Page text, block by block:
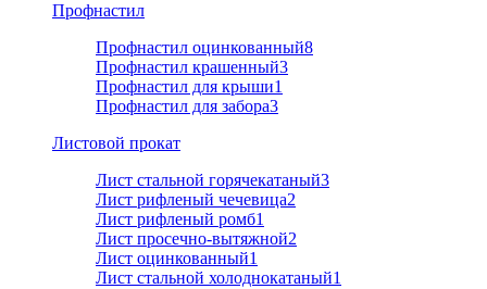
Профнастил
Профнастил оцинкованный8
Профнастил крашенный3
Профнастил для крыши1
Профнастил для забора3
Листовой прокат
Лист стальной горячекатаный3
Лист рифленый чечевица2
Лист рифленый ромб1
Лист просечно-вытяжной2
Лист оцинкованный1
Лист стальной холоднокатаный1